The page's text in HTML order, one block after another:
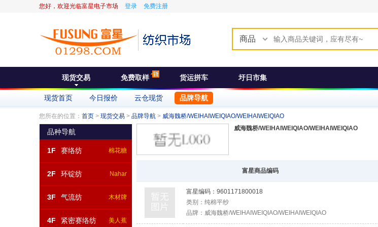
您好，欢迎光临富星电子市场 登录 免费注册
商品
现货交易 免费取样 货运拼车 圩日市集
现货首页 今日报价 云仓现货 品牌导航
您所在的位置： 首页 > 现货交易 > 品牌导航 > 威海魏桥/WEIHAIWEIQIAO/WEIHAIWEIQIAO
品种导航
1F 赛络纺 棉花糖
2F 环锭纺 Nahar
3F 气流纺 木材牌
4F 紧密赛络纺 美人蕉
威海魏桥/WEIHAIWEIQIAO/WEIHAIWEIQIAO
富星商品编码
富星编码： 9601171800018
类别： 纯棉平纱
品牌： 威海魏桥/WEIHAIWEIQIAO/WEIHAIWEIQIAO